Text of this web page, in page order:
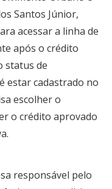
Santos Júnior,
acessar a linha de
após o crédito
status de
estar cadastrado no
escolher o
o crédito aprovado
responsável pelo